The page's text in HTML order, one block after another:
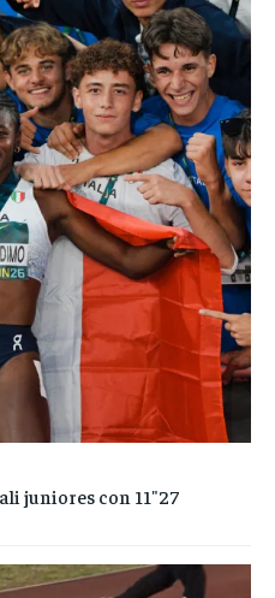
juniores con 11″27